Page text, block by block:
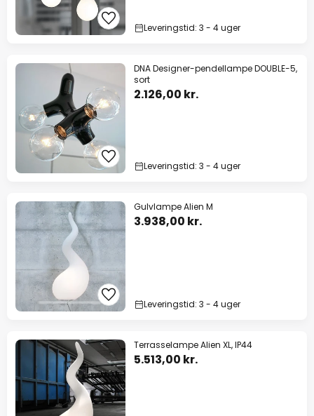
Leveringstid: 3 - 4 uger
DNA Designer-pendellampe DOUBLE-5,
sort
2.126,00 kr.
Leveringstid: 3 - 4 uger
Gulvlampe Alien M
3.938,00 kr.
Leveringstid: 3 - 4 uger
Terrasselampe Alien XL, IP44
5.513,00 kr.